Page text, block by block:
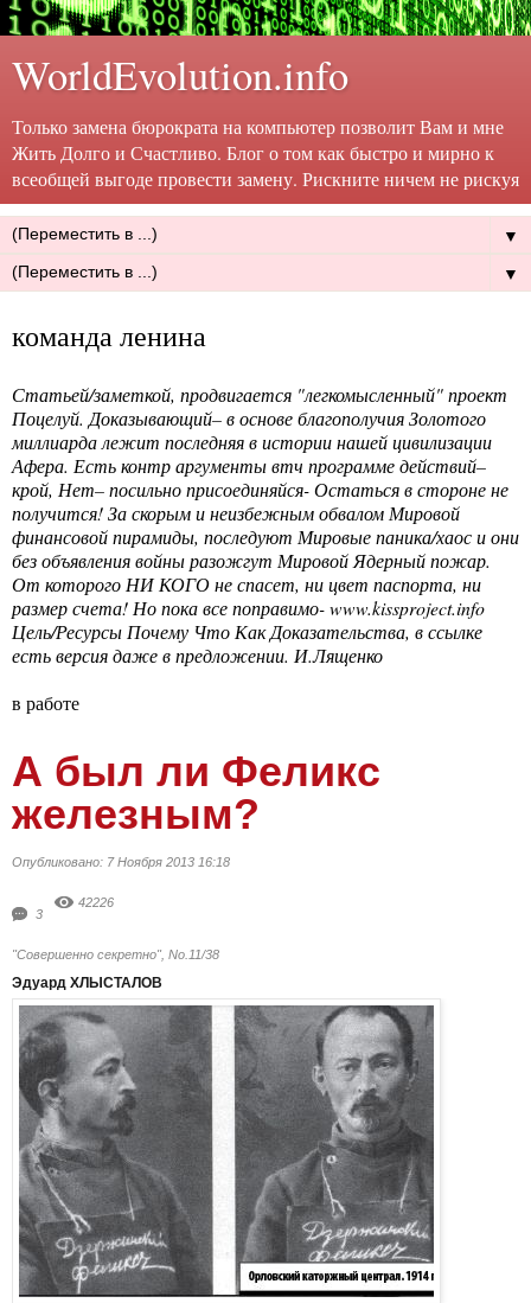
WorldEvolution.info
Только замена бюрократа на компьютер позволит Вам и мне
Жить Долго и Счастливо. Блог о том как быстро и мирно к
всеобщей выгоде провести замену. Рискните ничем не рискуя
▼
▼
команда ленина
Статьей/заметкой, продвигается "легкомысленный" проект
Поцелуй. Доказывающий– в основе благополучия Золотого
миллиарда лежит последняя в истории нашей цивилизации
Афера. Есть контр аргументы втч программе действий–
крой, Нет– посильно присоединяйся- Остаться в стороне не
получится! За скорым и неизбежным обвалом Мировой
финансовой пирамиды, последуют Мировые паника/хаос и они
без объявления войны разожгут Мировой Ядерный пожар.
От которого НИ КОГО не спасет, ни цвет паспорта, ни
размер счета! Но пока все поправимо-www.kissproject.info
Цель/Ресурсы Почему Что Как Доказательства, в ссылке
есть версия даже в предложении. И.Лященко
в работе
А был ли Феликс
железным?
Опубликовано: 7 Ноября 2013 16:18
3
42226
"Совершенно секретно", No.11/38
Эдуард ХЛЫСТАЛОВ